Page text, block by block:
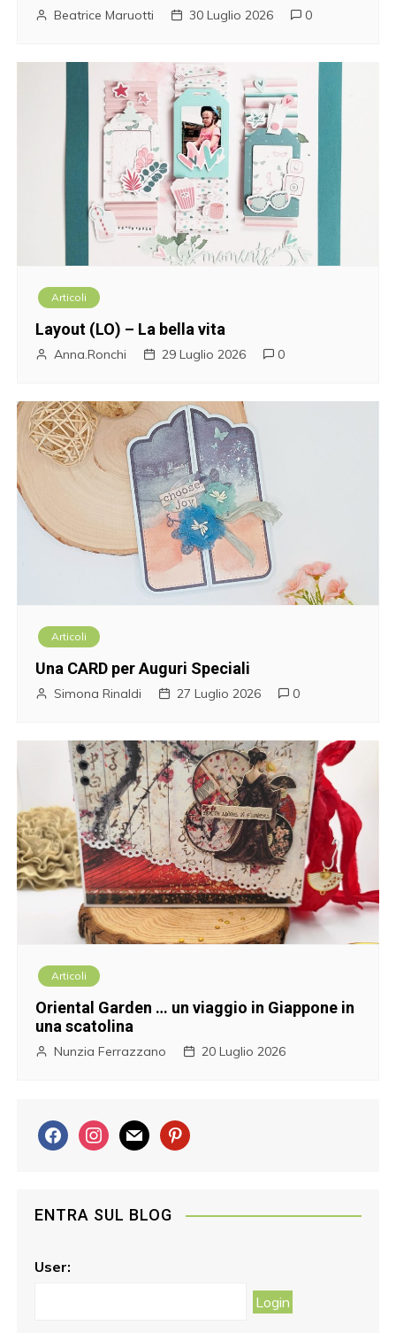
Beatrice Maruotti 30 Luglio 2026 0
Articoli
Layout (LO) – La bella vita
Anna.Ronchi 29 Luglio 2026 0
Articoli
Una CARD per Auguri Speciali
Simona Rinaldi 27 Luglio 2026 0
Articoli
Oriental Garden … un viaggio in Giappone in
una scatolina
Nunzia Ferrazzano 20 Luglio 2026
f
a
b
o
i
n
a
m
a
p
e
ENTRA SUL BLOG
User: